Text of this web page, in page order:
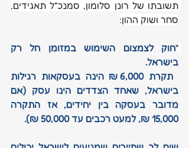
סחר ושוק ההון:
"
בישראל.
15,000 ₪, למעט רכבים עד 50,000 ₪).